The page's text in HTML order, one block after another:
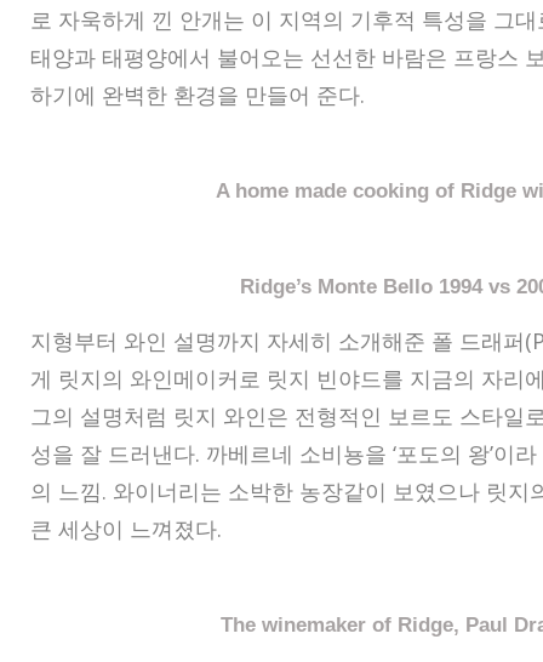
로 자욱하게 낀 안개는 이 지역의 기후적 특성을 그
태양과 태평양에서 불어오는 선선한 바람은 프랑스
하기에 완벽한 환경을 만들어 준다.
A home made cooking of Ridge
Ridge’s Monte Bello 1994 vs
지형부터 와인 설명까지 자세히 소개해준 폴 드래퍼
게 릿지의 와인메이커로 릿지 빈야드를 지금의 자리
그의 설명처럼 릿지 와인은 전형적인 보르도 스타일
성을 잘 드러낸다. 까베르네 소비뇽을 ‘포도의 왕’이
의 느낌. 와이너리는 소박한 농장같이 보였으나 릿지
큰 세상이 느껴졌다.
The winemaker of Ridge, Paul